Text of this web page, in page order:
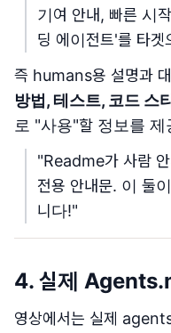
기여 안내, 빠른 시
딩 에이전트'를 타
즉 humans용 설명과
방법, 테스트, 코드 스
로 "사용"할 정보를 제
"Readme가 사람
전용 안내문. 이 둘
니다!"
4. 실제
영상에서는 실제